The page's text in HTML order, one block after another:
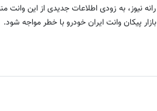
رانه نیوز، به زودی اطلاعات جدیدی از این